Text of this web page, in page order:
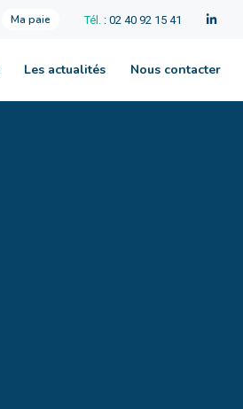
Ma paie Tél. : 02 40 92 15 41
Les actualités Nous contacter